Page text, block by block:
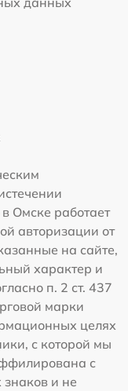
Омске работает
авторизации от
на сайте,
характер и
п. 2 ст. 437
марки
целях
с которой мы
с
и не